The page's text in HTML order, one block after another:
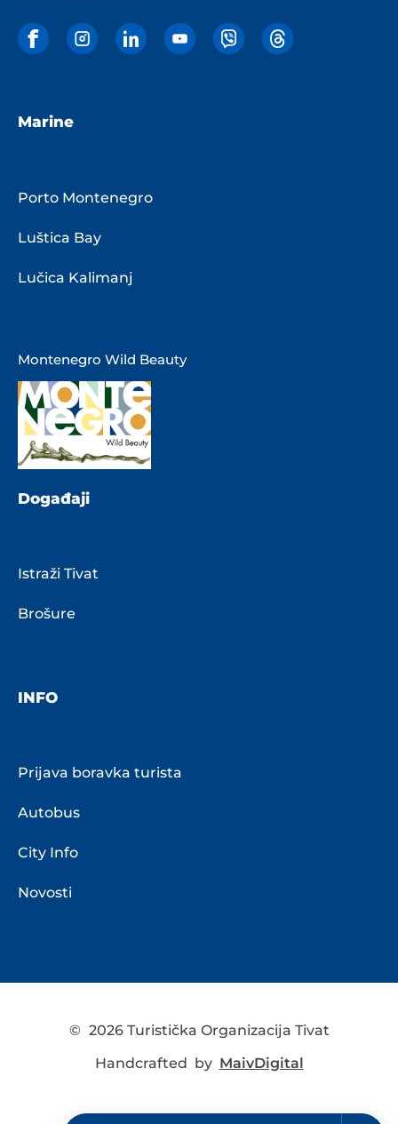
Marine
Porto Montenegro
Luštica Bay
Lučica Kalimanj
Montenegro Wild Beauty
Događaji
Istraži Tivat
Brošure
INFO
Prijava boravka turista
Autobus
City Info
Novosti
© 2026 Turistička Organizacija Tivat
Handcrafted by MaivDigital